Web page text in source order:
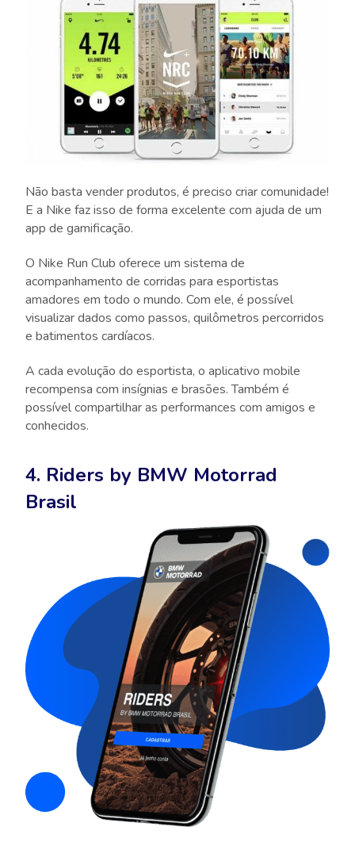
Não basta vender produtos, é preciso criar comunidade!
E a Nike faz isso de forma excelente com ajuda de um
app de gamificação.
O Nike Run Club oferece um sistema de
acompanhamento de corridas para esportistas
amadores em todo o mundo. Com ele, é possível
visualizar dados como passos, quilômetros percorridos
e batimentos cardíacos.
A cada evolução do esportista, o aplicativo mobile
recompensa com insígnias e brasões. Também é
possível compartilhar as performances com amigos e
conhecidos.
4. Riders by BMW Motorrad
Brasil